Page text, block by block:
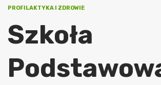
PROFILAKTYKA I ZDROWIE
Szkoła